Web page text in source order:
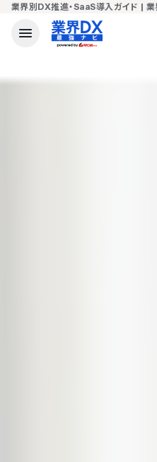
業界別DX推進・SaaS導入ガイド |